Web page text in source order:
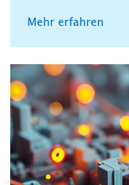
Mehr erfahren